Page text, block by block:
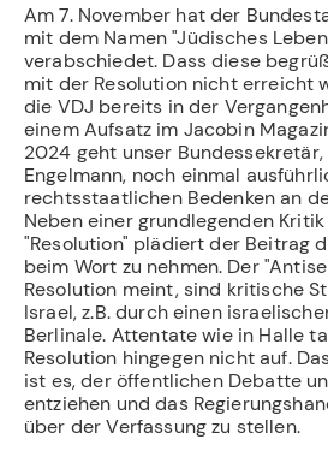
Am 7. November hat der
mit dem Namen "Jüdisches
verabschiedet. Dass diese
mit der Resolution nicht erreicht
die VDJ bereits in der
einem Aufsatz im Jacobin
2024 geht unser Bundessekretär,
Engelmann, noch einmal
rechtsstaatlichen Bedenken an
Neben einer grundlegenden
"Resolution" plädiert der Beitrag
beim Wort zu nehmen. Der
Resolution meint, sind kritische
Israel, z.B. durch einen
Berlinale. Attentate wie in Halle
Resolution hingegen nicht auf.
ist es, der öffentlichen Debatte
entziehen und das
über der Verfassung zu stellen.